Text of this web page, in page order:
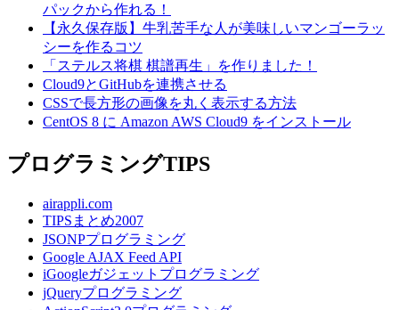
パックから作れる！
【永久保存版】牛乳苦手な人が美味しいマンゴーラッ
シーを作るコツ
「ステルス将棋 棋譜再生」を作りました！
Cloud9とGitHubを連携させる
CSSで長方形の画像を丸く表示する方法
CentOS 8 に Amazon AWS Cloud9 をインストール
プログラミングTIPS
airappli.com
TIPSまとめ2007
JSONPプログラミング
Google AJAX Feed API
iGoogleガジェットプログラミング
jQueryプログラミング